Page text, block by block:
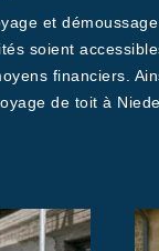
et
soient
financiers.
de toit à